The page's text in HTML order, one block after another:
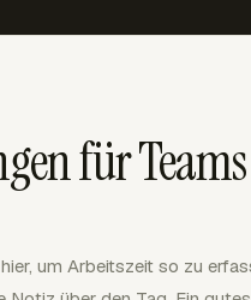
für Teams
um Arbeitszeit so zu